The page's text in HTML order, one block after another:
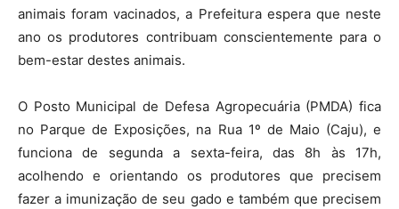
animais foram vacinados, a Prefeitura espera que neste
ano os produtores contribuam conscientemente para o
bem-estar destes animais.
O Posto Municipal de Defesa Agropecuária (PMDA) fica
no Parque de Exposições, na Rua 1º de Maio (Caju), e
funciona de segunda a sexta-feira, das 8h às 17h,
acolhendo e orientando os produtores que precisem
fazer a imunização de seu gado e também que precisem